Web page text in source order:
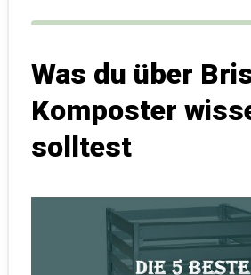
Was du über
Komposter
solltest